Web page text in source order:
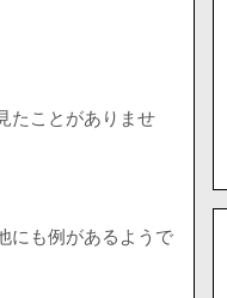
たことがありませ
にも例があるようで